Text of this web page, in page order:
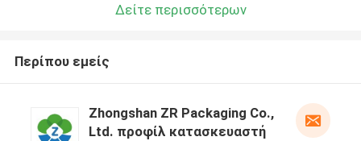
Δείτε περισσότερων
Περίπου εμείς
Zhongshan ZR Packaging Co.,
Ltd. προφίλ κατασκευαστή